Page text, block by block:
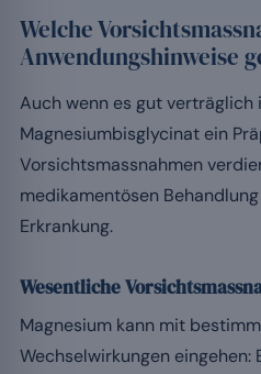
Welche
Anwendungshinweise
Auch wenn es gut
Magnesiumbisglycinat ein
Vorsichtsmassnahmen
medikamentösen
Erkrankung.
Wesentliche
Magnesium kann mit
Wechselwirkungen eingehen: